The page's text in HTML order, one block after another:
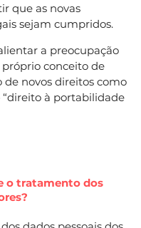
que as novas
sejam cumpridos.
a preocupação
conceito de
de novos direitos como
“direito à portabilidade
o tratamento dos